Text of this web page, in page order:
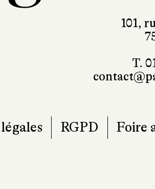
101,
T.
RGPD Foire